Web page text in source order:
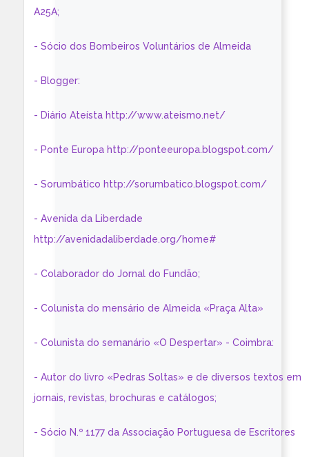
A25A;
- Sócio dos Bombeiros Voluntários de Almeida
- Blogger:
- Diário Ateísta http://www.ateismo.net/
- Ponte Europa http://ponteeuropa.blogspot.com/
- Sorumbático http://sorumbatico.blogspot.com/
- Avenida da Liberdade
http://avenidadaliberdade.org/home#
- Colaborador do Jornal do Fundão;
- Colunista do mensário de Almeida «Praça Alta»
- Colunista do semanário «O Despertar» - Coimbra:
- Autor do livro «Pedras Soltas» e de diversos textos em
jornais, revistas, brochuras e catálogos;
- Sócio N.º 1177 da Associação Portuguesa de Escritores